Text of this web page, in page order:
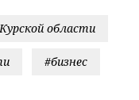
области
#бизнес